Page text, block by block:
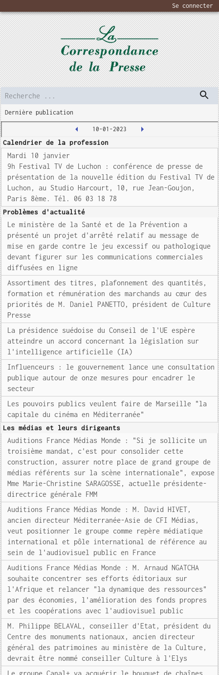
Se connecter
Dernière publication
10-01-2023
Calendrier de la profession
Mardi 10 janvier
9h Festival TV de Luchon : conférence de presse de
présentation de la nouvelle édition du Festival TV de
Luchon, au Studio Harcourt, 10, rue Jean-Goujon,
Paris 8ème. Tél. 06 03 18 78
Problèmes d'actualité
Le ministère de la Santé et de la Prévention a
présenté un projet d'arrêté relatif au message de
mise en garde contre le jeu excessif ou pathologique
devant figurer sur les communications commerciales
diffusées en ligne
Assortiment des titres, plafonnement des quantités,
formation et rémunération des marchands au cœur des
priorités de M. Daniel PANETTO, président de Culture
Presse
La présidence suédoise du Conseil de l'UE espère
atteindre un accord concernant la législation sur
l'intelligence artificielle (IA)
Influenceurs : le gouvernement lance une consultation
publique autour de onze mesures pour encadrer le
secteur
Les pouvoirs publics veulent faire de Marseille "la
capitale du cinéma en Méditerranée"
Les médias et leurs dirigeants
Auditions France Médias Monde : "Si je sollicite un
troisième mandat, c'est pour consolider cette
construction, assurer notre place de grand groupe de
médias référents sur la scène internationale", expose
Mme Marie-Christine SARAGOSSE, actuelle présidente-
directrice générale FMM
Auditions France Médias Monde : M. David HIVET,
ancien directeur Méditerranée-Asie de CFI Médias,
veut positionner le groupe comme repère médiatique
international et pôle international de référence au
sein de l'audiovisuel public en France
Auditions France Médias Monde : M. Arnaud NGATCHA
souhaite concentrer ses efforts éditoriaux sur
l'Afrique et relancer "la dynamique des ressources"
par des économies, l'amélioration des fonds propres
et les coopérations avec l'audiovisuel public
M. Philippe BELAVAL, conseiller d'Etat, président du
Centre des monuments nationaux, ancien directeur
général des patrimoines au ministère de la Culture,
devrait être nommé conseiller Culture à l'Elys
Le groupe Canal+ va acquérir le bouquet de chaînes